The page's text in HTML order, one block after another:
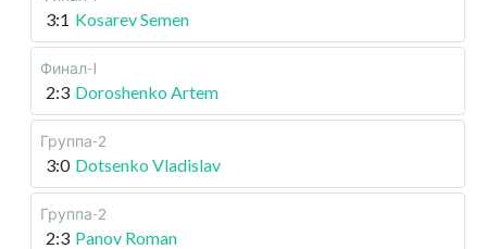
3:1 Kosarev Semen
Финал-I
2:3 Doroshenko Artem
Группа-2
3:0 Dotsenko Vladislav
Группа-2
2:3 Panov Roman